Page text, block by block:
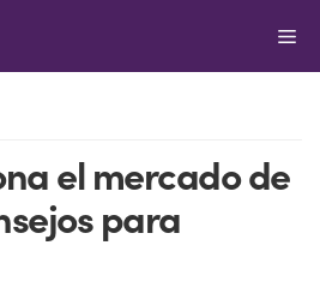
el mercado de
para